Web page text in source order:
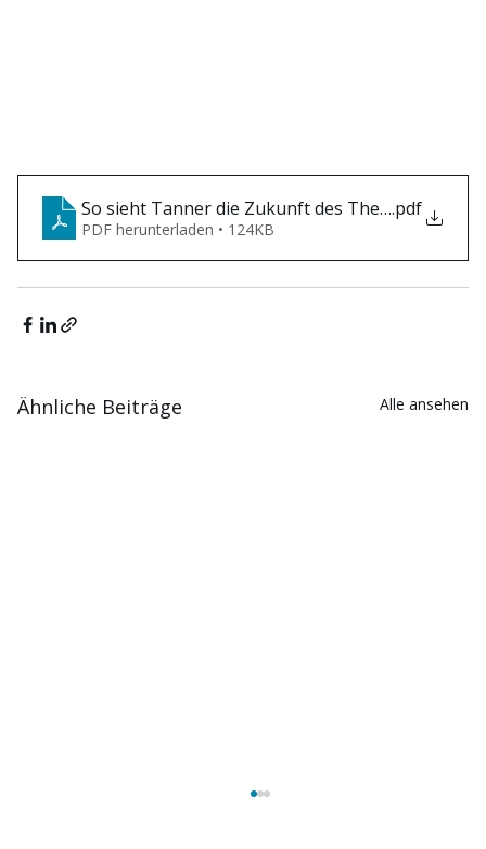
So sieht Tanner die Zukunft des Theaters
.pdf
PDF herunterladen • 124KB
Ähnliche Beiträge Alle ansehen